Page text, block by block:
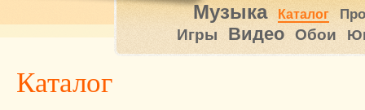
Музыка Каталог
Игры Видео Обои
Каталог